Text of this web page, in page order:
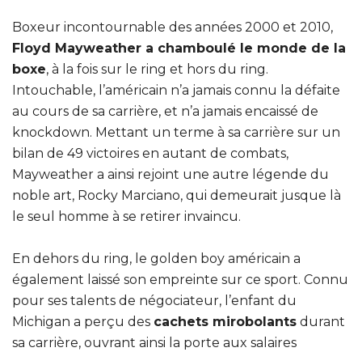
Boxeur incontournable des années 2000 et 2010,
Floyd Mayweather a chamboulé le monde de la
boxe, à la fois sur le ring et hors du ring.
Intouchable, l’américain n’a jamais connu la défaite
au cours de sa carrière, et n’a jamais encaissé de
knockdown. Mettant un terme à sa carrière sur un
bilan de 49 victoires en autant de combats,
Mayweather a ainsi rejoint une autre légende du
noble art, Rocky Marciano, qui demeurait jusque là
le seul homme à se retirer invaincu.
En dehors du ring, le golden boy américain a
également laissé son empreinte sur ce sport. Connu
pour ses talents de négociateur, l’enfant du
Michigan a perçu des cachets mirobolants durant
sa carrière, ouvrant ainsi la porte aux salaires